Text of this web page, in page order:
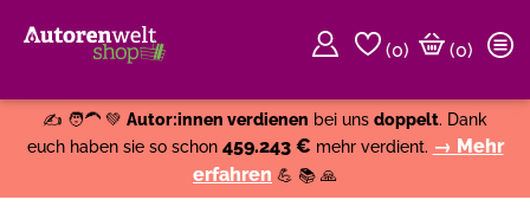
(0)
(0)
✍️ 🧑‍🦱 💚 Autor:innen verdienen bei uns doppelt. Dank
euch haben sie so schon 459.243 € mehr verdient. → Mehr
erfahren 💪 📚 🙏